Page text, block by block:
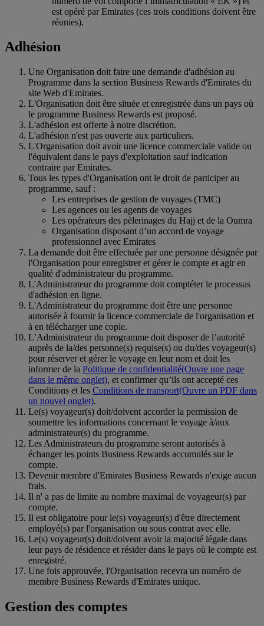
est opéré par Emirates (ces trois conditions doivent être
réunies).
Adhésion
Une Organisation doit faire une demande d'adhésion au
Programme dans la section Business Rewards d'Emirates du
site Web d'Emirates.
L'Organisation doit être située et enregistrée dans un pays où
le programme Business Rewards est proposé.
L'adhésion est offerte à notre discrétion.
L'adhésion n'est pas ouverte aux particuliers.
L'Organisation doit avoir une licence commerciale valide ou
l'équivalent dans le pays d'exploitation sauf indication
contraire par Emirates.
Tous les types d'Organisation ont le droit de participer au
programme, sauf :
Les entreprises de gestion de voyages (TMC)
Les agences ou les agents de voyages
Les opérateurs des pèlerinages du Hajj et de la Oumra
Organisation disposant d’un accord de voyage
professionnel avec Emirates
La demande doit être effectuée par une personne désignée par
l'Organisation pour enregistrer et gérer le compte et agir en
qualité d'administrateur du programme.
L'Administrateur du programme doit compléter le processus
d'adhésion en ligne.
L'Administrateur du programme doit être une personne
autorisée à fournir la licence commerciale de l'organisation et
à en télécharger une copie.
L’Administrateur du programme doit disposer de l’autorité
auprès de la/des personne(s) requise(s) ou du/des voyageur(s)
pour réserver et gérer le voyage en leur nom et doit les
informer de la Politique de confidentialité(Ouvre une page
dans le même onglet), et confirmer qu’ils ont accepté ces
Conditions et les Conditions de transport(Ouvre un PDF dans
un nouvel onglet).
Le(s) voyageur(s) doit/doivent accorder la permission de
soumettre les informations concernant le voyage à/aux
administrateur(s) du programme.
Les Administrateurs du programme seront autorisés à
échanger les points Business Rewards accumulés sur le
compte.
Devenir membre d'Emirates Business Rewards n'exige aucun
frais.
Il n' a pas de limite au nombre maximal de voyageur(s) par
compte.
Il est obligatoire pour le(s) voyageur(s) d'être directement
employé(s) par l'organisation ou sous contrat avec elle.
Le(s) voyageur(s) doit/doivent avoir la majorité légale dans
leur pays de résidence et résider dans le pays où le compte est
enregistré.
Une fois approuvée, l'Organisation recevra un numéro de
membre Business Rewards d'Emirates unique.
Gestion des comptes